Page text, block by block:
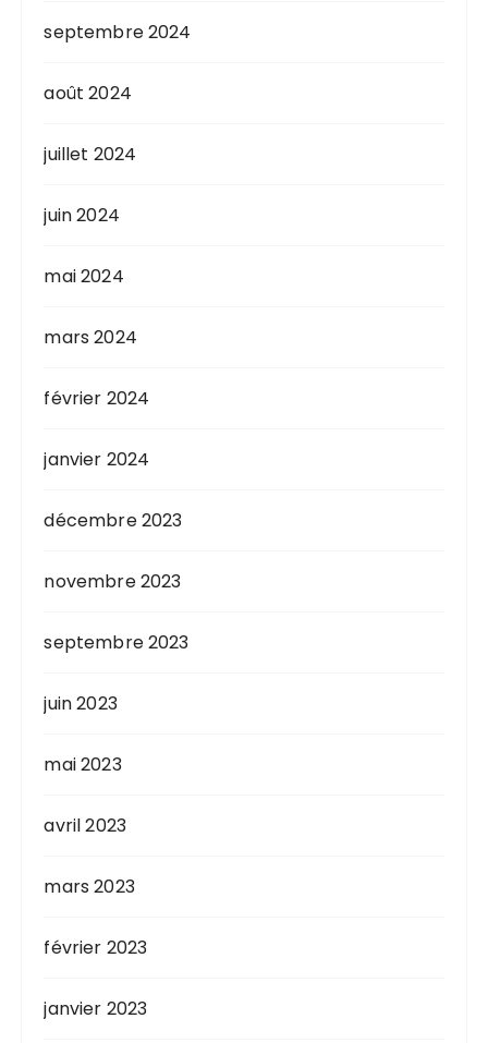
septembre 2024
août 2024
juillet 2024
juin 2024
mai 2024
mars 2024
février 2024
janvier 2024
décembre 2023
novembre 2023
septembre 2023
juin 2023
mai 2023
avril 2023
mars 2023
février 2023
janvier 2023